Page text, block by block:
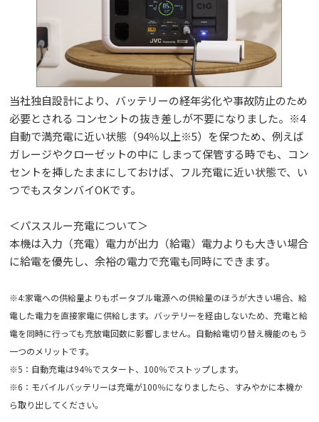
当社独自設計により、バッテリーの経年劣化や事故防止のため
必要とされる コンセントの抜き差しが不要になりました。※4
自動で満充電に近い状態（94％以上※5）を保つため、例えば
ガレージやクローゼットの中に しまって保管する時でも、コン
セントを挿したままにしておけば、フル充電に近い状態で、い
つでもスタンバイOKです。
＜パススルー充電について＞
本機は入力（充電）電力が出力（給電）電力よりも大きい場合
に給電を優先し、余裕の電力で充電も同時にできます。
※4:家電への供給量よりもポータブル電源への供給量のほうが大きい場合、給
電した電力を直接家電に供給します。バッテリーを経由しないため、充電と給
電を同時に行っても充放電回数に影響しません。自動給電切り替え機能のもう
一つのメリットです。
※5：自動充電は94％でスタート、100％でストップします。
※6：モバイルバッテリーは充電が100％になりましたら、すみやかに本機か
ら取り出してください。